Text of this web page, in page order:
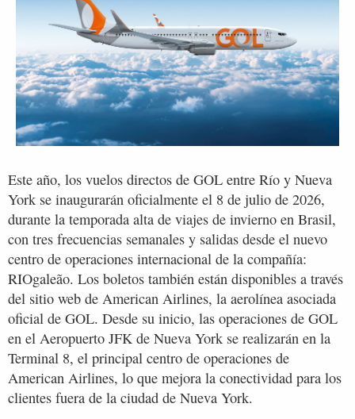
Este año, los vuelos directos de GOL entre Río y Nueva
York se inaugurarán oficialmente el 8 de julio de 2026,
durante la temporada alta de viajes de invierno en Brasil,
con tres frecuencias semanales y salidas desde el nuevo
centro de operaciones internacional de la compañía:
RIOgaleão. Los boletos también están disponibles a través
del sitio web de American Airlines, la aerolínea asociada
oficial de GOL. Desde su inicio, las operaciones de GOL
en el Aeropuerto JFK de Nueva York se realizarán en la
Terminal 8, el principal centro de operaciones de
American Airlines, lo que mejora la conectividad para los
clientes fuera de la ciudad de Nueva York.